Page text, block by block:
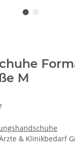
M
& Klinikbedarf